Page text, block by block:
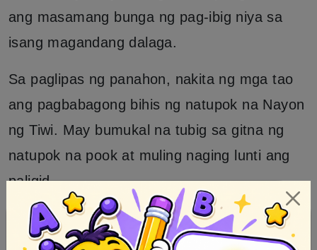
ang masamang bunga ng pag-ibig niya sa
isang magandang dalaga.
Sa paglipas ng panahon, nakita ng mga tao
ang pagbabagong bihis ng natupok na Nayon
ng Tiwi. May bumukal na tubig sa gitna ng
natupok na pook at muling naging lunti ang
paligid.
Mula na noon hanggang sa ngayon,
pinagdarayo ng mga tao ang bukal ng Tiwi